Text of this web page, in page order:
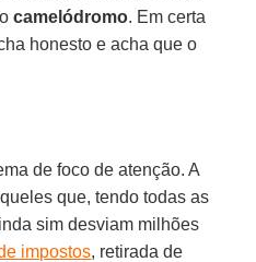
camelódromo. Em certa
honesto e acha que o
de foco de atenção. A
que, tendo todas as
sim desviam milhões
impostos, retirada de